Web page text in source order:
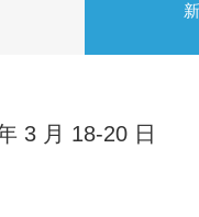
3 月 18-20 日